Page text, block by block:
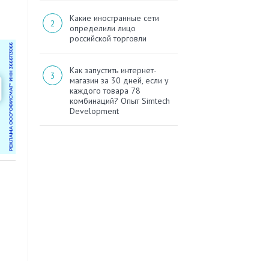
Какие иностранные сети
определили лицо
российской торговли
Как запустить интернет-
магазин за 30 дней, если у
каждого товара 78
комбинаций? Опыт Simtech
Development